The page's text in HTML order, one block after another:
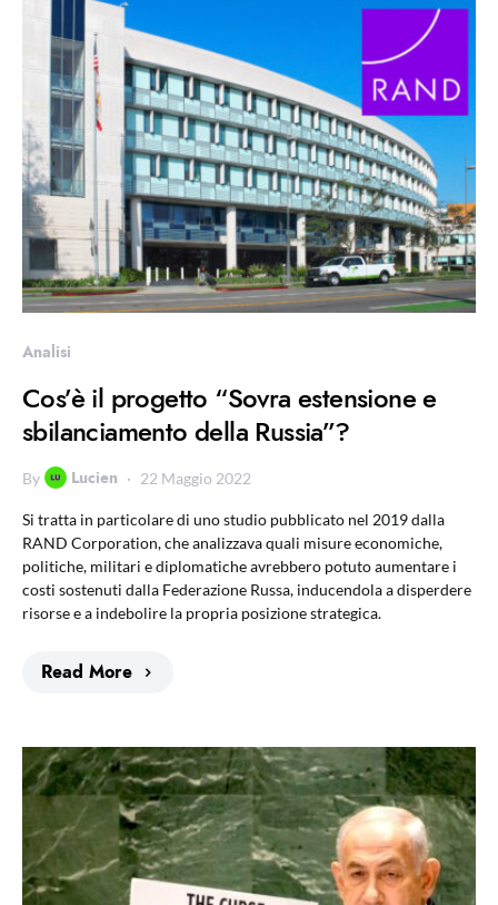
Analisi
Cos’è il progetto “Sovra estensione e
sbilanciamento della Russia”?
By Lucien 22 Maggio 2022
Si tratta in particolare di uno studio pubblicato nel 2019 dalla
RAND Corporation, che analizzava quali misure economiche,
politiche, militari e diplomatiche avrebbero potuto aumentare i
costi sostenuti dalla Federazione Russa, inducendola a disperdere
risorse e a indebolire la propria posizione strategica.
Read More